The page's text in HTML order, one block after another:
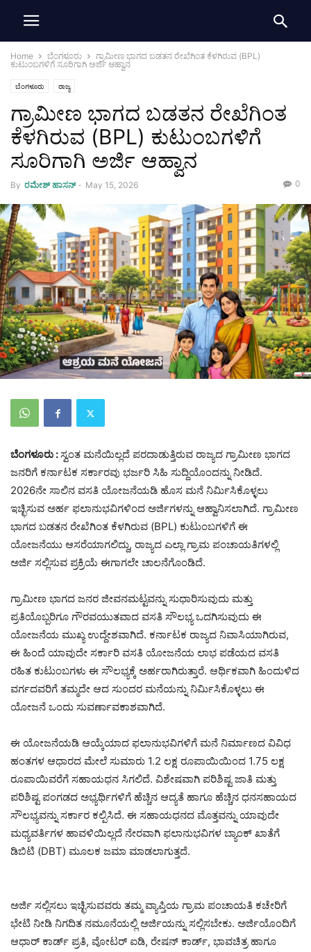
Home ಬೆಂಗಳೂರು
ಗ್ರಾಮೀಣ ಭಾಗದ ಬಡತನ ರೇಖೆಗಿಂತ ಕೆಳಗಿರುವ (BPL)
ಕುಟುಂಬಗಳಿಗೆ ಸೂರಿಗಾಗಿ ಅರ್ಜಿ ಆಹ್ವಾನ
ಬೆಂಗಳೂರು ರಾಜ್ಯ
ಗ್ರಾಮೀಣ ಭಾಗದ ಬಡತನ ರೇಖೆಗಿಂತ
ಕೆಳಗಿರುವ (BPL) ಕುಟುಂಬಗಳಿಗೆ
ಸೂರಿಗಾಗಿ ಅರ್ಜಿ ಆಹ್ವಾನ
By ರಮೇಶ್‌ ಹಾಸನ್‌ - May 15, 2026 0
ಬೆಂಗಳೂರು :ಸ್ವಂತ ಮನೆಯಿಲ್ಲದೆ ಪರದಾಡುತ್ತಿರುವ ರಾಜ್ಯದ ಗ್ರಾಮೀಣ ಭಾಗದ
ಜನರಿಗೆ ಕರ್ನಾಟಕ ಸರ್ಕಾರವು ಭರ್ಜರಿ ಸಿಹಿ ಸುದ್ದಿಯೊಂದನ್ನು ನೀಡಿದೆ.
2026ನೇ ಸಾಲಿನ ವಸತಿ ಯೋಜನೆಯಡಿ ಹೊಸ ಮನೆ ನಿರ್ಮಿಸಿಕೊಳ್ಳಲು
ಇಚ್ಛಿಸುವ ಅರ್ಹ ಫಲಾನುಭವಿಗಳಿಂದ ಅರ್ಜಿಗಳನ್ನು ಆಹ್ವಾನಿಸಲಾಗಿದೆ. ಗ್ರಾಮೀಣ
ಭಾಗದ ಬಡತನ ರೇಖೆಗಿಂತ ಕೆಳಗಿರುವ (BPL) ಕುಟುಂಬಗಳಿಗೆ ಈ
ಯೋಜನೆಯು ಆಸರೆಯಾಗಲಿದ್ದು, ರಾಜ್ಯದ ಎಲ್ಲಾ ಗ್ರಾಮ ಪಂಚಾಯತಿಗಳಲ್ಲಿ
ಅರ್ಜಿ ಸಲ್ಲಿಸುವ ಪ್ರಕ್ರಿಯೆ ಈಗಾಗಲೇ ಚಾಲನೆಗೊಂಡಿದೆ.
​ಗ್ರಾಮೀಣ ಭಾಗದ ಜನರ ಜೀವನಮಟ್ಟವನ್ನು ಸುಧಾರಿಸುವುದು ಮತ್ತು
ಪ್ರತಿಯೊಬ್ಬರಿಗೂ ಗೌರವಯುತವಾದ ವಸತಿ ಸೌಲಭ್ಯ ಒದಗಿಸುವುದು ಈ
ಯೋಜನೆಯ ಮುಖ್ಯ ಉದ್ದೇಶವಾಗಿದೆ. ಕರ್ನಾಟಕ ರಾಜ್ಯದ ನಿವಾಸಿಯಾಗಿರುವ,
ಈ ಹಿಂದೆ ಯಾವುದೇ ಸರ್ಕಾರಿ ವಸತಿ ಯೋಜನೆಯ ಲಾಭ ಪಡೆಯದ ವಸತಿ
ರಹಿತ ಕುಟುಂಬಗಳು ಈ ಸೌಲಭ್ಯಕ್ಕೆ ಅರ್ಹರಾಗಿರುತ್ತಾರೆ. ಆರ್ಥಿಕವಾಗಿ ಹಿಂದುಳಿದ
ವರ್ಗದವರಿಗೆ ತಮ್ಮದೇ ಆದ ಸುಂದರ ಮನೆಯನ್ನು ನಿರ್ಮಿಸಿಕೊಳ್ಳಲು ಈ
ಯೋಜನೆ ಒಂದು ಸುವರ್ಣಾವಕಾಶವಾಗಿದೆ.
​ಈ ಯೋಜನೆಯಡಿ ಆಯ್ಕೆಯಾದ ಫಲಾನುಭವಿಗಳಿಗೆ ಮನೆ ನಿರ್ಮಾಣದ ವಿವಿಧ
ಹಂತಗಳ ಆಧಾರದ ಮೇಲೆ ಸುಮಾರು 1.2 ಲಕ್ಷ ರೂಪಾಯಿಯಿಂದ 1.75 ಲಕ್ಷ
ರೂಪಾಯಿವರೆಗೆ ಸಹಾಯಧನ ಸಿಗಲಿದೆ. ವಿಶೇಷವಾಗಿ ಪರಿಶಿಷ್ಟ ಜಾತಿ ಮತ್ತು
ಪರಿಶಿಷ್ಟ ಪಂಗಡದ ಅಭ್ಯರ್ಥಿಗಳಿಗೆ ಹೆಚ್ಚಿನ ಆದ್ಯತೆ ಹಾಗೂ ಹೆಚ್ಚಿನ ಧನಸಹಾಯದ
ಸೌಲಭ್ಯವನ್ನು ಸರ್ಕಾರ ಕಲ್ಪಿಸಿದೆ. ಈ ಸಹಾಯಧನದ ಮೊತ್ತವನ್ನು ಯಾವುದೇ
ಮಧ್ಯವರ್ತಿಗಳ ಹಾವಳಿಯಿಲ್ಲದೆ ನೇರವಾಗಿ ಫಲಾನುಭವಿಗಳ ಬ್ಯಾಂಕ್ ಖಾತೆಗೆ
ಡಿಬಿಟಿ (DBT) ಮೂಲಕ ಜಮಾ ಮಾಡಲಾಗುತ್ತದೆ.
​ಅರ್ಜಿ ಸಲ್ಲಿಸಲು ಇಚ್ಛಿಸುವವರು ತಮ್ಮ ವ್ಯಾಪ್ತಿಯ ಗ್ರಾಮ ಪಂಚಾಯತಿ ಕಚೇರಿಗೆ
ಭೇಟಿ ನೀಡಿ ನಿಗದಿತ ನಮೂನೆಯಲ್ಲಿ ಅರ್ಜಿಯನ್ನು ಸಲ್ಲಿಸಬೇಕು. ಅರ್ಜಿಯೊಂದಿಗೆ
ಆಧಾರ್ ಕಾರ್ಡ್ ಪ್ರತಿ, ವೋಟರ್ ಐಡಿ, ರೇಷನ್ ಕಾರ್ಡ್, ಭಾವಚಿತ್ರ ಹಾಗೂ